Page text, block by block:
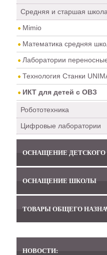
Средняя и старшая школа
Mimio
Математика средняя
Лаборатории
Технология Станки
ИКТ для детей с ОВЗ
Робототехника
Цифровые лаборатории
ОСНАЩЕНИЕ ДЕТСКОГО
ОСНАЩЕНИЕ ШКОЛЫ
ТОВАРЫ ОБЩЕГО
НОВОСТИ: